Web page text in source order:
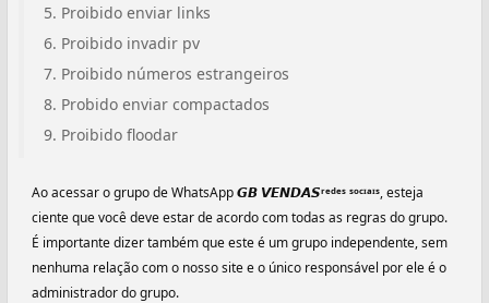
Proibido enviar links
Proibido invadir pv
Proibido números estrangeiros
Probido enviar compactados
Proibido floodar
Ao acessar o grupo de WhatsApp𝙂𝘽 𝙑𝙀𝙉𝘿𝘼𝙎ʳᵉᵈᵉˢ ˢᵒᶜᶦᵃᶦˢ, esteja
ciente que você deve estar de acordo com todas as regras do grupo.
É importante dizer também que este é um grupo independente, sem
nenhuma relação com o nosso site e o único responsável por ele é o
administrador do grupo.